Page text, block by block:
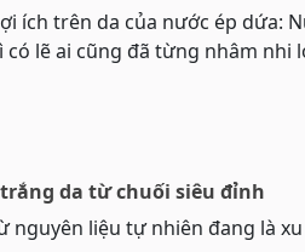
ích trên da của nước ép dứa:
có lẽ ai cũng đã từng nhâm nhi
da từ chuối siêu đỉnh
nguyên liệu tự nhiên đang là